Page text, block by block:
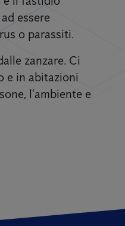
essere
o parassiti.
zanzare. Ci
e in abitazioni
l'ambiente e